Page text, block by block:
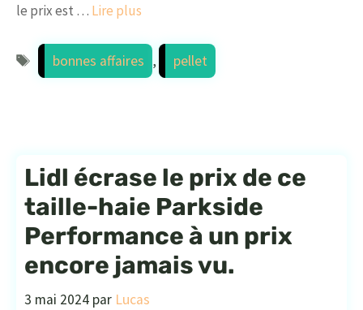
le prix est … Lire plus
Étiquettes
bonnes affaires , pellet
Lidl écrase le prix de ce
taille-haie Parkside
Performance à un prix
encore jamais vu.
3 mai 2024 par Lucas